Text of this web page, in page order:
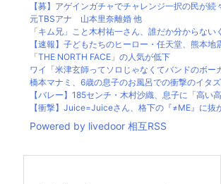
【募】アゲインガチャでチャレンジ一択の民が続
元TBSアナ 山本里奈離婚 他
「キム兄」こと木村祐一さん、誰だか分からな
【速報】子どもたちのヒーロー・任天堂、熊本
「THE NORTH FACE」の人気が低下
ワイ「米津玄師ってソロじゃなくてバンドのボー
橋本マナミ、6歳の息子のお風呂での衝撃のイタ
【バレー】185センチ・木村沙織、息子に「高い
【衝撃】Juice=Juiceさん、格下の『≠ME』に抜
Powered by livedoor 相互RSS